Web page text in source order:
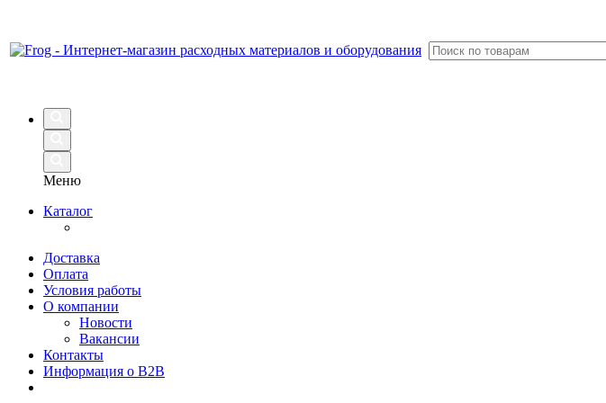
Меню
Каталог
Доставка
Оплата
Условия работы
О компании
Новости
Вакансии
Контакты
Информация о B2B